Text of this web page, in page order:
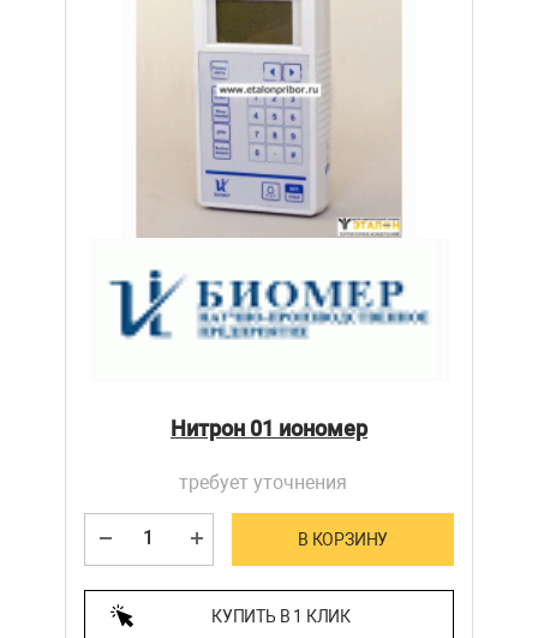
Нитрон 01 иономер
требует уточнения
В КОРЗИНУ
КУПИТЬ В 1 КЛИК